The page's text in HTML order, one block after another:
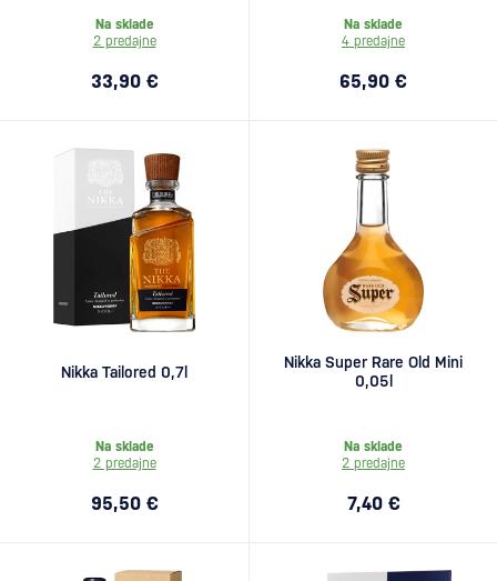
Na sklade
2 predajne
33,90 €
Na sklade
4 predajne
65,90 €
Nikka Tailored 0,7l
Na sklade
2 predajne
95,50 €
Nikka Super Rare Old Mini
0,05l
Na sklade
2 predajne
7,40 €